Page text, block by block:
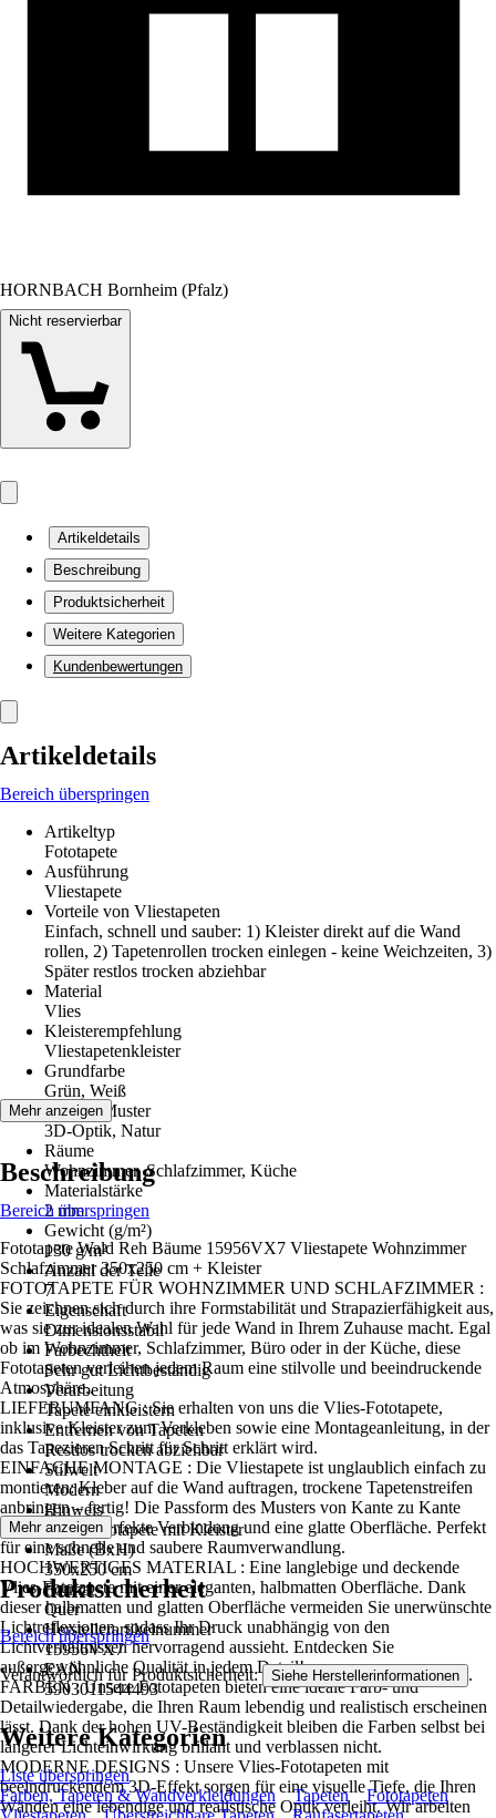
HORNBACH Bornheim (Pfalz)
Nicht reservierbar
Artikeldetails
Beschreibung
Produktsicherheit
Weitere Kategorien
Kundenbewertungen
Artikeldetails
Bereich überspringen
Artikeltyp
Fototapete
Ausführung
Vliestapete
Vorteile von Vliestapeten
Einfach, schnell und sauber: 1) Kleister direkt auf die Wand
rollen, 2) Tapetenrollen trocken einlegen - keine Weichzeiten, 3)
Später restlos trocken abziehbar
Material
Vlies
Kleisterempfehlung
Vliestapetenkleister
Grundfarbe
Grün, Weiß
Dekor / Muster
3D-Optik, Natur
Räume
Wohnzimmer, Schlafzimmer, Küche
Materialstärke
2 mm
Gewicht (g/m²)
130 g/m²
Anzahl der Teile
7
Eigenschaft
Dimensionsstabil
Farbechtheit
Sehr gut Lichtbeständig
Verarbeitung
Tapete einkleistern
Entfernen von Tapeten
Restlos trocken abziehbar
Stilwelt
Modern
Hinweis
Vlies Fototapete mit Kleister
Maße (BxH)
350x250 cm
Format
Quer
Herstellerartikelnummer
15956VX7
EAN
5903011544493
Mehr anzeigen
Beschreibung
Bereich überspringen
Fototapete Wald Reh Bäume 15956VX7 Vliestapete Wohnzimmer
Schlafzimmer 350x250 cm + Kleister
FOTOTAPETE FÜR WOHNZIMMER UND SCHLAFZIMMER :
Sie zeichnen sich durch ihre Formstabilität und Strapazierfähigkeit aus,
was sie zur idealen Wahl für jede Wand in Ihrem Zuhause macht. Egal
ob im Wohnzimmer, Schlafzimmer, Büro oder in der Küche, diese
Fototapeten verleihen jedem Raum eine stilvolle und beeindruckende
Atmosphäre..
LIEFERUMFANG : Sie erhalten von uns die Vlies-Fototapete,
inklusive Kleister zum Verkleben sowie eine Montageanleitung, in der
das Tapezieren Schritt für Schritt erklärt wird.
EINFACHE MONTAGE : Die Vliestapete ist unglaublich einfach zu
montieren: Kleber auf die Wand auftragen, trockene Tapetenstreifen
anbringen – fertig! Die Passform des Musters von Kante zu Kante
sorgt für eine perfekte Verbindung und eine glatte Oberfläche. Perfekt
für eine schnelle und saubere Raumverwandlung.
HOCHWERTIGES MATERIAL : Eine langlebige und deckende
Vlies-Fototapete mit einer eleganten, halbmatten Oberfläche. Dank
dieser halbmatten und glatten Oberfläche vermeiden Sie unerwünschte
Lichtreflexionen, sodass Ihr Druck unabhängig von den
Lichtverhältnissen hervorragend aussieht. Entdecken Sie
außergewöhnliche Qualität in jedem Detail!
FARBEN : Unsere Fototapeten bieten eine ideale Farb- und
Detailwiedergabe, die Ihren Raum lebendig und realistisch erscheinen
lässt. Dank der hohen UV-Beständigkeit bleiben die Farben selbst bei
längerer Lichteinwirkung brillant und verblassen nicht.
MODERNE DESIGNS : Unsere Vlies-Fototapeten mit
beeindruckendem 3D-Effekt sorgen für eine visuelle Tiefe, die Ihren
Wänden eine lebendige und realistische Optik verleiht. Wir arbeiten
Mehr anzeigen
Produktsicherheit
Bereich überspringen
Verantwortlich für Produktsicherheit: Siehe Herstellerinformationen .
Weitere Kategorien
Liste überspringen
Farben, Tapeten & Wandverkleidungen
Tapeten
Fototapeten